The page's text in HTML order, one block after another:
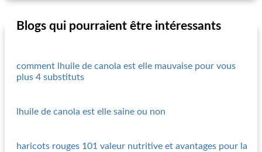
Blogs qui pourraient être intéressants
comment lhuile de canola est elle mauvaise pour vous
plus 4 substituts
lhuile de canola est elle saine ou non
haricots rouges 101 valeur nutritive et avantages pour la